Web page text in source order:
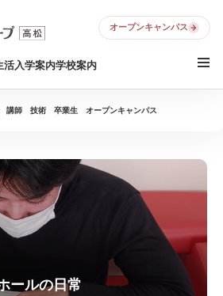
活入学案内学校案内
オープンキャンパス
講師 技術 卒業生 オープンキャンパス
ールの日常